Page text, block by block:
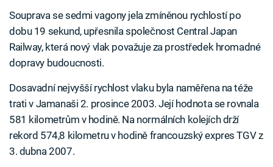
Souprava se sedmi vagony jela zmíněnou rychlostí po
dobu 19 sekund, upřesnila společnost Central Japan
Railway, která nový vlak považuje za prostředek hromadné
dopravy budoucnosti.
Dosavadní nejvyšší rychlost vlaku byla naměřena na téže
trati v Jamanaši 2. prosince 2003. Její hodnota se rovnala
581 kilometrům v hodině. Na normálních kolejích drží
rekord 574,8 kilometru v hodině francouzský expres TGV z
3. dubna 2007.